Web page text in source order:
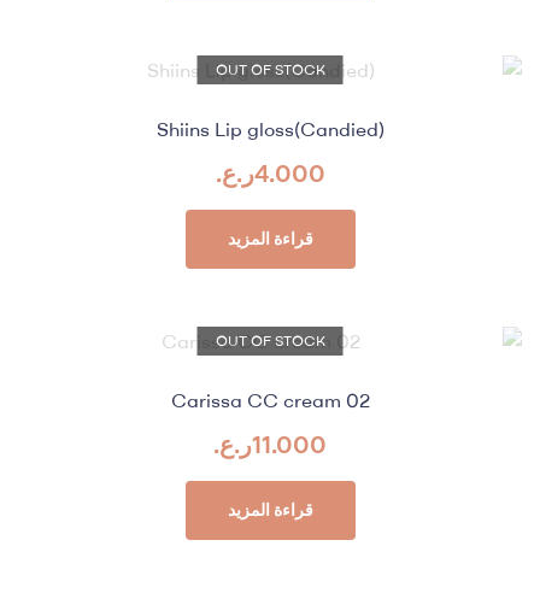
OUT OF STOCK
Shiins Lip gloss(Candied)
4.000ر.ع.
قراءة المزيد
OUT OF STOCK
Carissa CC cream 02
11.000ر.ع.
قراءة المزيد